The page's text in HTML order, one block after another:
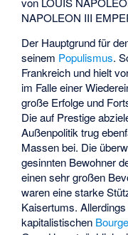
NAPOLEON III
Der Hauptgrund für
seinem Populismus.
Frankreich und hielt
im Falle einer
große Erfolge und
Die auf Prestige
Außenpolitik trug
Massen bei. Die
gesinnten Bewohner
einen sehr großen
waren eine starke
Kaisertums.
kapitalistischen